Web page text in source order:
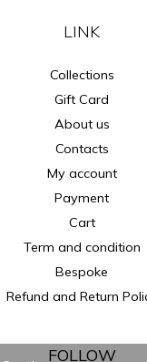
LINK
Collections
Gift Card
About us
Contacts
My account
Payment
Cart
Term and condition
Bespoke
Refund and Return
FOLLOW